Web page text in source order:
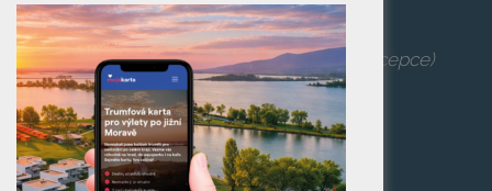
po zaplacení vstupenky na danou akci.
Telefon:+420 519 427 714,539 029 266
(recepce)
E-mail:camp@pasohlavky.cz